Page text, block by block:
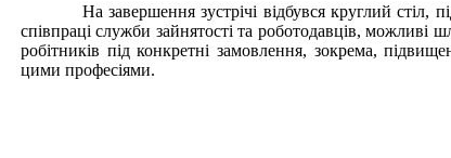
На завершення зустрічі відбувся круглий стіл,
співпраці служби зайнятості та роботодавців, можливі
робітників під конкретні замовлення, зокрема,
цими професіями.